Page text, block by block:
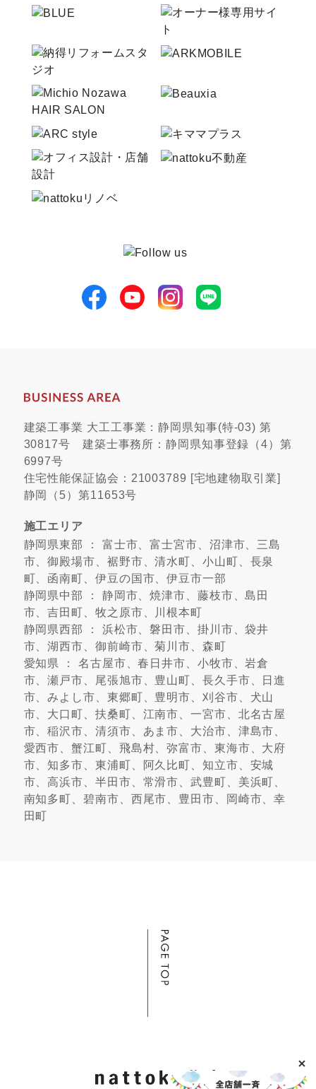
建築工事業 大工工事業：静岡県知事(特-03) 第
30817号 建築士事務所：静岡県知事登録（4）第
6997号
住宅性能保証協会：21003789 [宅地建物取引業]
静岡（5）第11653号
施工エリア
静岡県東部 ： 富士市、富士宮市、沼津市、三島
市、御殿場市、裾野市、清水町、小山町、長泉
町、函南町、伊豆の国市、伊豆市一部
静岡県中部 ： 静岡市、焼津市、藤枝市、島田
市、吉田町、牧之原市、川根本町
静岡県西部 ： 浜松市、磐田市、掛川市、袋井
市、湖西市、御前崎市、菊川市、森町
愛知県 ： 名古屋市、春日井市、小牧市、岩倉
市、瀬戸市、尾張旭市、豊山町、長久手市、日進
市、みよし市、東郷町、豊明市、刈谷市、犬山
市、大口町、扶桑町、江南市、一宮市、北名古屋
市、稲沢市、清須市、あま市、大治市、津島市、
愛西市、蟹江町、飛島村、弥富市、東海市、大府
市、知多市、東浦町、阿久比町、知立市、安城
市、高浜市、半田市、常滑市、武豊町、美浜町、
南知多町、碧南市、西尾市、豊田市、岡崎市、幸
田町